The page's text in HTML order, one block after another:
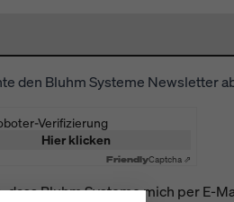
den Bluhm Systeme Newsletter
Verifizierung
Hier klicken
FriendlyCaptcha ⇗
dass Bluhm Systeme mich per E-